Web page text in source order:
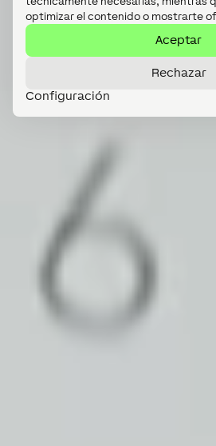
optimizar el contenido o mostrarte
Aceptar
Rechazar
Configuración